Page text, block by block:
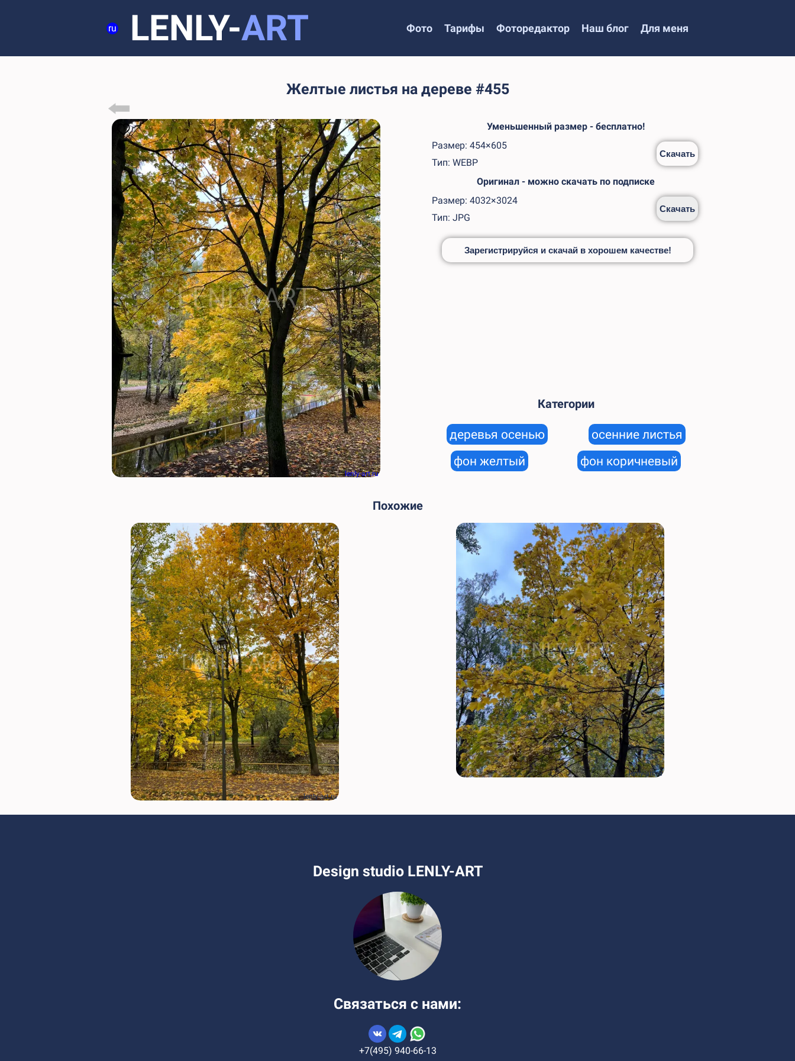
ru LENLY-ART Фото Тарифы Фоторедактор Наш блог Для меня
Желтые листья на дереве #455
lenly-art.ru
Уменьшенный размер - бесплатно!
Размер: 454×605
Тип: WEBP
Скачать
Оригинал - можно скачать по подписке
Размер: 4032×3024
Тип: JPG
Скачать
Зарегистрируйся и скачай в хорошем качестве!
Категории
деревья осенью
осенние листья
фон желтый
фон коричневый
Похожие
lenly-art.ru
lenly-art.ru
Design studio LENLY-ART
Связаться с нами:
+7(495) 940-66-13